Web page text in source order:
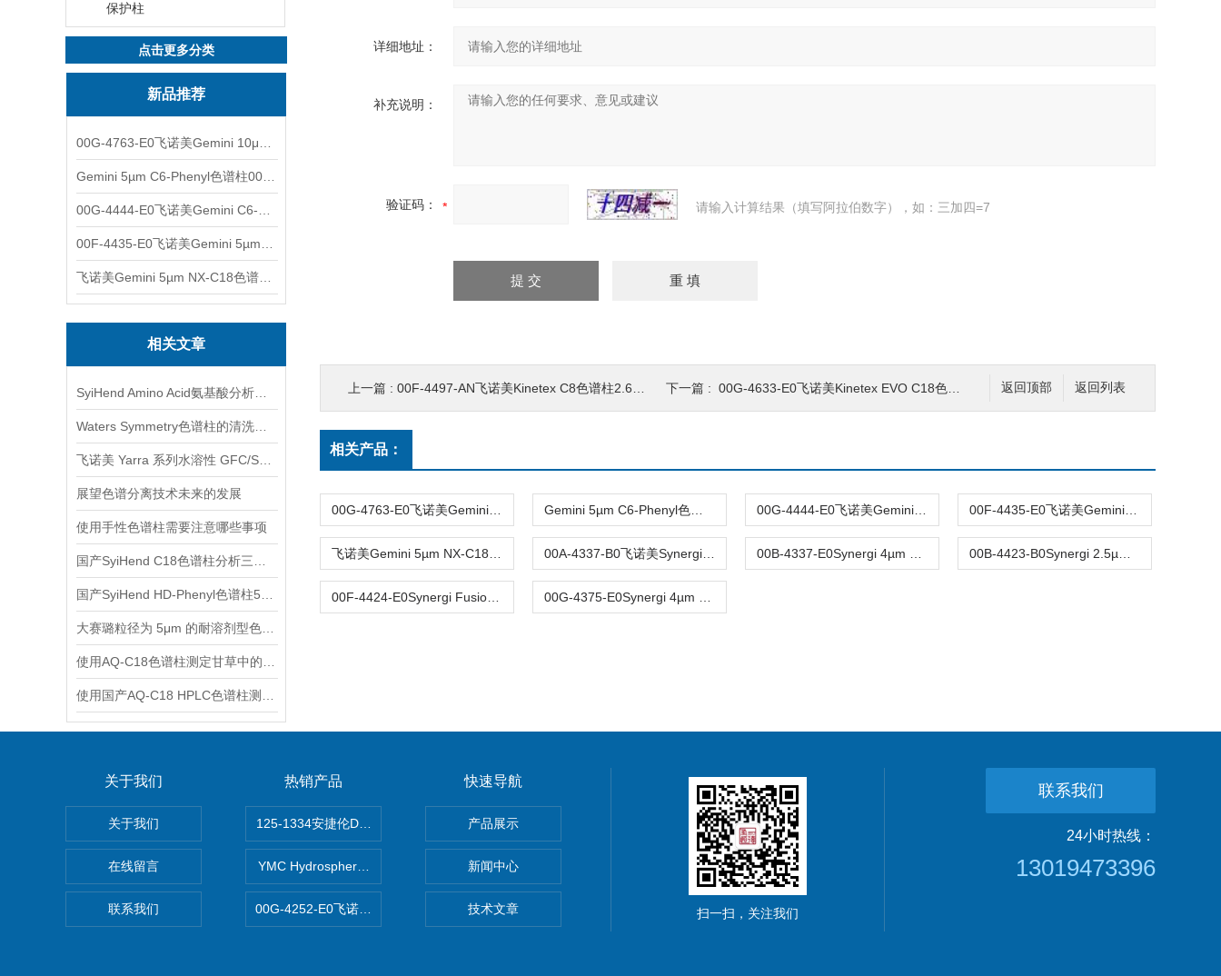
保护柱
点击更多分类
新品推荐
相关文章
展望色谱分离技术未来的发展
使用手性色谱柱需要注意哪些事项
详细地址：
补充说明：
验证码： 请输入计算结果（填写阿拉伯数字），如：三加四=7
返回列表
返回顶部
上一篇 : 00F-4497-AN飞诺美Kinetex C8色谱柱2.6µm 2.1x150mm 下一篇 : 00G-4633-E0飞诺美Kinetex EVO C18色谱柱5µm 4.6x250mm
相关产品：
关于我们
关于我们
在线留言
联系我们
热销产品
125-1334安捷伦DB-624色谱柱30m*0.53mm*3µm
YMC Hydrosphere C18亲水化合物分离色谱柱
00G-4252-E0飞诺美Luna C18液相色谱柱5µm 4.6*250mm
快速导航
产品展示
新闻中心
技术文章 扫一扫，关注我们
联系我们
24小时热线：
13019473396